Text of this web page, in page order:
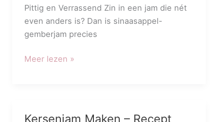
Pittig en Verrassend Zin in een jam die nét
even anders is? Dan is sinaasappel-
gemberjam precies
Meer lezen »
Kersenjam Maken – Recept
Kersenjam